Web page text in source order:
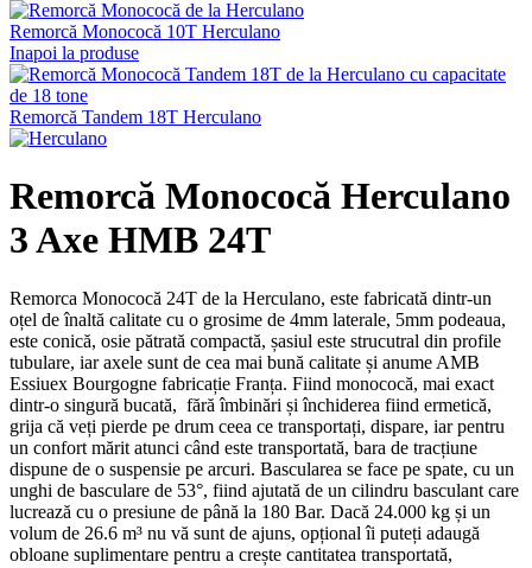
Remorcă Monococă 10T Herculano
Inapoi la produse
Remorcă Tandem 18T Herculano
Remorcă Monococă Herculano
3 Axe HMB 24T
Remorca Monococă 24T de la Herculano, este fabricată dintr-un
oțel de înaltă calitate cu o grosime de 4mm laterale, 5mm podeaua,
este conică, osie pătrată compactă, șasiul este strucutral din profile
tubulare, iar axele sunt de cea mai bună calitate și anume AMB
Essiuex Bourgogne fabricație Franța. Fiind monococă, mai exact
dintr-o singură bucată, fără îmbinări și închiderea fiind ermetică,
grija că veți pierde pe drum ceea ce transportați, dispare, iar pentru
un confort mărit atunci când este transportată, bara de tracțiune
dispune de o suspensie pe arcuri. Bascularea se face pe spate, cu un
unghi de basculare de 53°, fiind ajutată de un cilindru basculant care
lucrează cu o presiune de până la 180 Bar. Dacă 24.000 kg și un
volum de 26.6 m³ nu vă sunt de ajuns, opțional îi puteți adaugă
obloane suplimentare pentru a crește cantitatea transportată,